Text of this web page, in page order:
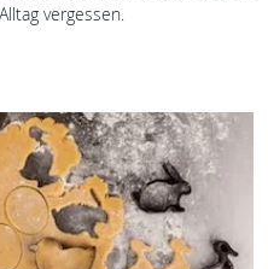
vergessen.